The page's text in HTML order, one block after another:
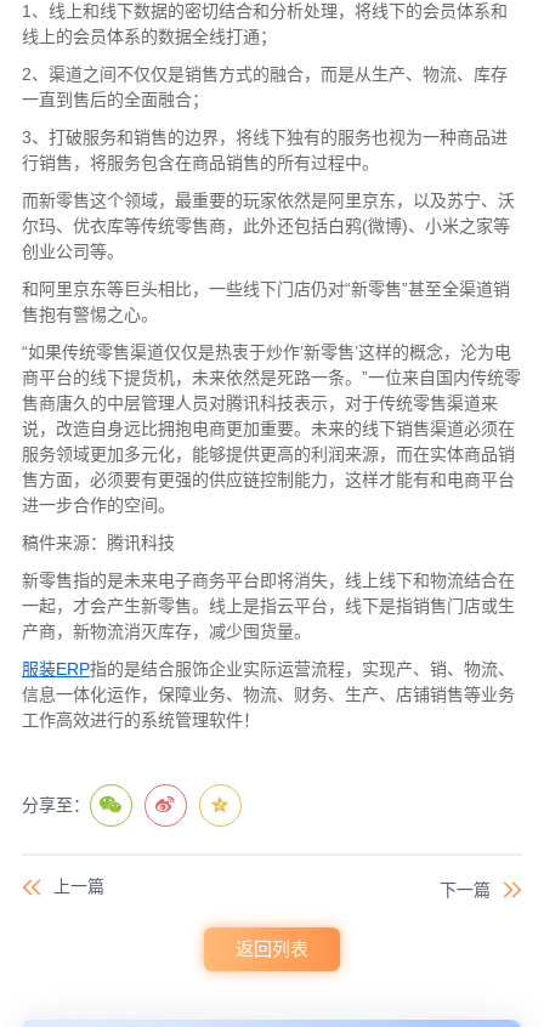
1、线上和线下数据的密切结合和分析处理，将线下的会员体系和
线上的会员体系的数据全线打通；
2、渠道之间不仅仅是销售方式的融合，而是从生产、物流、库存
一直到售后的全面融合；
3、打破服务和销售的边界，将线下独有的服务也视为一种商品进
行销售，将服务包含在商品销售的所有过程中。
而新零售这个领域，最重要的玩家依然是阿里京东，以及苏宁、沃
尔玛、优衣库等传统零售商，此外还包括白鸦(微博)、小米之家等
创业公司等。
和阿里京东等巨头相比，一些线下门店仍对“新零售”甚至全渠道销
售抱有警惕之心。
“如果传统零售渠道仅仅是热衷于炒作’新零售’这样的概念，沦为电
商平台的线下提货机，未来依然是死路一条。”一位来自国内传统零
售商唐久的中层管理人员对腾讯科技表示，对于传统零售渠道来
说，改造自身远比拥抱电商更加重要。未来的线下销售渠道必须在
服务领域更加多元化，能够提供更高的利润来源，而在实体商品销
售方面，必须要有更强的供应链控制能力，这样才能有和电商平台
进一步合作的空间。
稿件来源：腾讯科技
新零售指的是未来电子商务平台即将消失，线上线下和物流结合在
一起，才会产生新零售。线上是指云平台，线下是指销售门店或生
产商，新物流消灭库存，减少囤货量。
服装ERP指的是结合服饰企业实际运营流程，实现产、销、物流、
信息一体化运作，保障业务、物流、财务、生产、店铺销售等业务
工作高效进行的系统管理软件！
分享至：
上一篇 下一篇
返回列表